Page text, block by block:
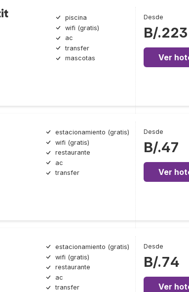
piscina
wifi (gratis)
ac
transfer
mascotas
Desde
B/.223
Ver
estacionamiento (gratis)
wifi (gratis)
restaurante
ac
transfer
Desde
B/.47
Ver
estacionamiento (gratis)
wifi (gratis)
restaurante
ac
transfer
Desde
B/.74
Ver